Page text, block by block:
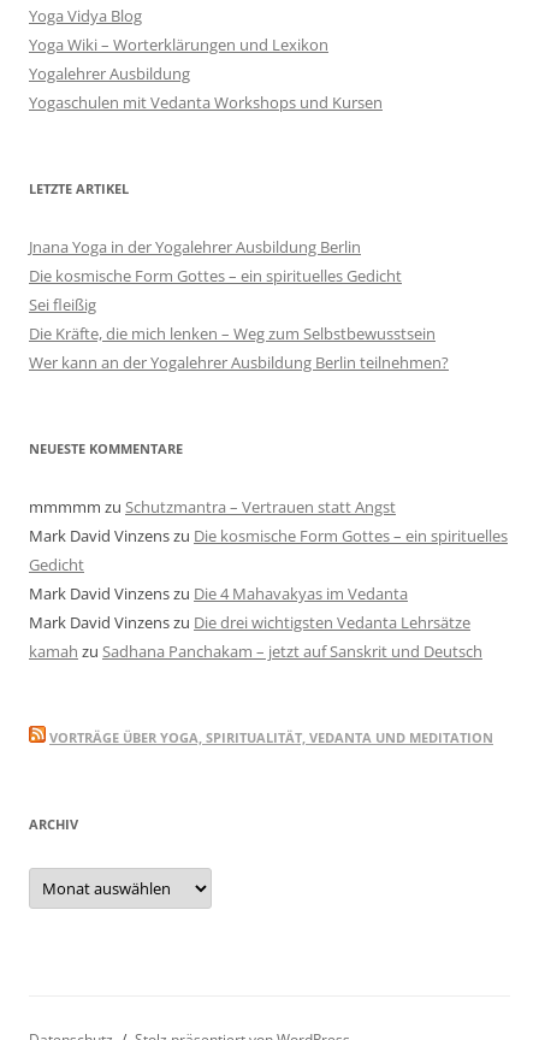
Yoga Vidya Blog
Yoga Wiki – Worterklärungen und Lexikon
Yogalehrer Ausbildung
Yogaschulen mit Vedanta Workshops und Kursen
LETZTE ARTIKEL
Jnana Yoga in der Yogalehrer Ausbildung Berlin
Die kosmische Form Gottes – ein spirituelles Gedicht
Sei fleißig
Die Kräfte, die mich lenken – Weg zum Selbstbewusstsein
Wer kann an der Yogalehrer Ausbildung Berlin teilnehmen?
NEUESTE KOMMENTARE
mmmmm zu Schutzmantra – Vertrauen statt Angst
Mark David Vinzenszu Die kosmische Form Gottes – ein spirituelles
Gedicht
Mark David Vinzenszu Die 4 Mahavakyas im Vedanta
Mark David Vinzenszu Die drei wichtigsten Vedanta Lehrsätze
kamah zu Sadhana Panchakam – jetzt auf Sanskrit und Deutsch
VORTRÄGE ÜBER YOGA, SPIRITUALITÄT, VEDANTA UND MEDITATION
ARCHIV
Archiv